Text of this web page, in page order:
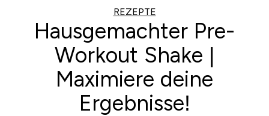
REZEPTE
Hausgemachter Pre-
Workout Shake |
Maximiere deine
Ergebnisse!